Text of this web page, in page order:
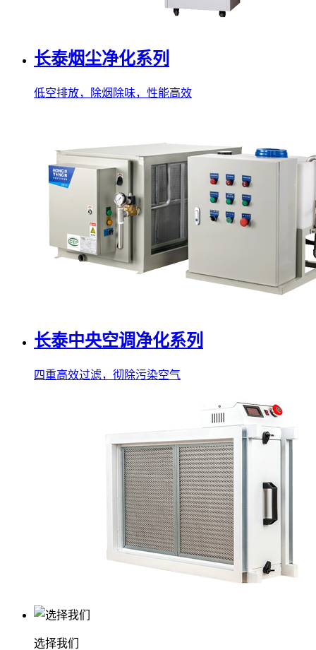
长泰烟尘净化系列
低空排放，除烟除味，性能高效
长泰中央空调净化系列
四重高效过滤，彻除污染空气
选择我们